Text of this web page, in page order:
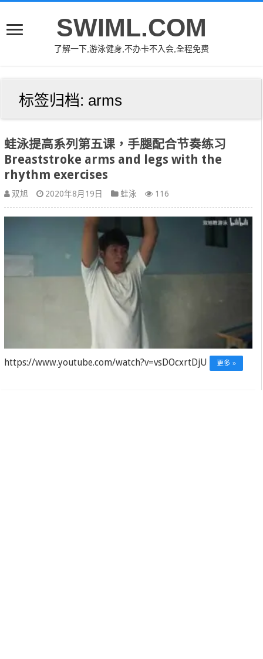
SWIML.COM
了解一下,游泳健身,不办卡不入会,全程免费
标签归档: arms
蛙泳提高系列第五课，手腿配合节奏练习
Breaststroke arms and legs with the
rhythm exercises
双旭 2020年8月19日 蛙泳 116
https://www.youtube.com/watch?v=vsDOcxrtDjU 更多 »